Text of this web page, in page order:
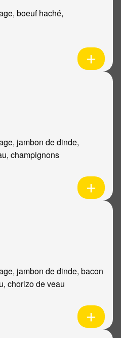
boeuf haché,
jambon de dinde,
champignons
jambon de dinde, bacon
chorizo de veau